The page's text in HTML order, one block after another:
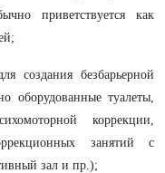
приветствуется как
создания безбарьерной
оборудованные туалеты,
коррекции,
занятий с
зал и пр.);